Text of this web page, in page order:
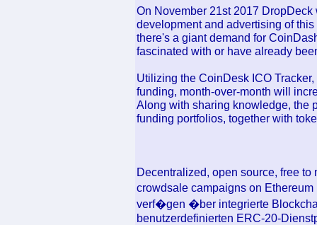
On November 21st 2017
development and advertising of
there's a giant demand for
fascinated with or have already
Utilizing the CoinDesk ICO
funding, month-over-month will
Along with sharing knowledge, the
funding portfolios, together with
Decentralized, open source, free
crowdsale campaigns on
verf�gen �ber integrierte
benutzerdefinierten ERC-20-